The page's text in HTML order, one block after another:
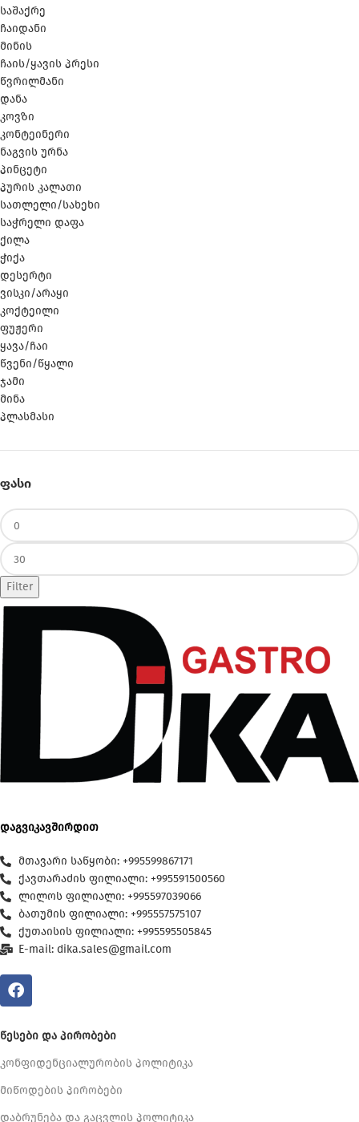
საშაქრე
ჩაიდანი
მინის
ჩაის/ყავის პრესი
წვრილმანი
დანა
კოვზი
კონტეინერი
ნაგვის ურნა
პინცეტი
პურის კალათი
სათლელი/სახეხი
საჭრელი დაფა
ქილა
ჭიქა
დესერტი
ვისკი/არაყი
კოქტეილი
ფუჟერი
ყავა/ჩაი
წვენი/წყალი
ჯამი
მინა
პლასმასი
ᲤᲐᲡᲘ
Filter
დაგვიკავშირდით
მთავარი საწყობი: +995599867171
ქავთარაძის ფილიალი: +995591500560
ლილოს ფილიალი: +995597039066
ბათუმის ფილიალი: +995557575107
ქუთაისის ფილიალი: +995595505845
E-mail: dika.sales@gmail.com
ᲬᲔᲡᲔᲑᲘ ᲓᲐ ᲞᲘᲠᲝᲑᲔᲑᲘ
კონფიდენციალურობის პოლიტიკა
მიწოდების პირობები
დაბრუნება და გაცვლის პოლიტიკა